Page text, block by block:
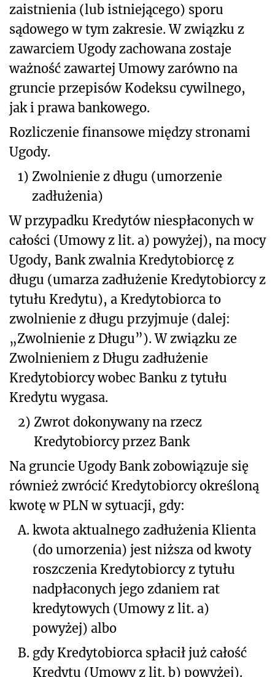
zaistnienia (lub istniejącego) sporu
sądowego w tym zakresie. W związku z
zawarciem Ugody zachowana zostaje
ważność zawartej Umowy zarówno na
gruncie przepisów Kodeksu cywilnego,
jak i prawa bankowego.
Rozliczenie finansowe między stronami
Ugody.
1) Zwolnienie z długu (umorzenie
zadłużenia)
W przypadku Kredytów niespłaconych w
całości (Umowy z lit. a) powyżej), na mocy
Ugody, Bank zwalnia Kredytobiorcę z
długu (umarza zadłużenie Kredytobiorcy z
tytułu Kredytu), a Kredytobiorca to
zwolnienie z długu przyjmuje (dalej:
„Zwolnienie z Długu”). W związku ze
Zwolnieniem z Długu zadłużenie
Kredytobiorcy wobec Banku z tytułu
Kredytu wygasa.
2) Zwrot dokonywany na rzecz
Kredytobiorcy przez Bank
Na gruncie Ugody Bank zobowiązuje się
również zwrócić Kredytobiorcy określoną
kwotę w PLN w sytuacji, gdy:
A. kwota aktualnego zadłużenia Klienta
(do umorzenia) jest niższa od kwoty
roszczenia Kredytobiorcy z tytułu
nadpłaconych jego zdaniem rat
kredytowych (Umowy z lit. a)
powyżej) albo
B. gdy Kredytobiorca spłacił już całość
Kredytu (Umowy z lit. b) powyżej).